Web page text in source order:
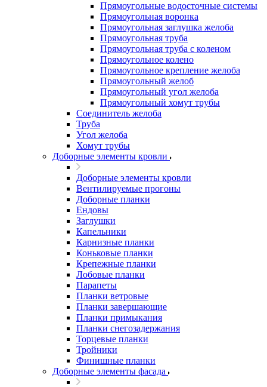
Прямоугольные водосточные системы
Прямоугольная воронка
Прямоугольная заглушка желоба
Прямоугольная труба
Прямоугольная труба c коленом
Прямоугольное колено
Прямоугольное крепление желоба
Прямоугольный желоб
Прямоугольный угол желоба
Прямоугольный хомут трубы
Соединитель желоба
Труба
Угол желоба
Хомут трубы
Доборные элементы кровли
Доборные элементы кровли
Вентилируемые прогоны
Доборные планки
Ендовы
Заглушки
Капельники
Карнизные планки
Коньковые планки
Крепежные планки
Лобовые планки
Парапеты
Планки ветровые
Планки завершающие
Планки примыкания
Планки снегозадержания
Торцевые планки
Тройники
Финишные планки
Доборные элементы фасада